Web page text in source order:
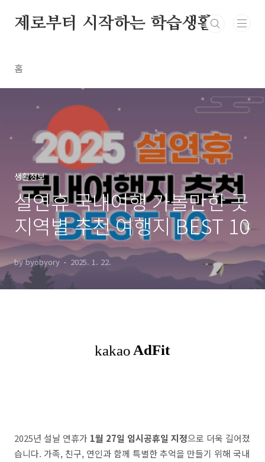
제로부터 시작하는 학습생활
홈
생활정보
설연휴 국내여행 가볼만한 곳
지역별 추천 여행지 BEST 10
by byobyory 2025. 1. 22.
2025년 설날 연휴가 1월 27일 임시공휴일 지정으로 더욱 길어졌
습니다. 가족, 친구, 연인과 함께 특별한 추억을 만들기 위해 국내